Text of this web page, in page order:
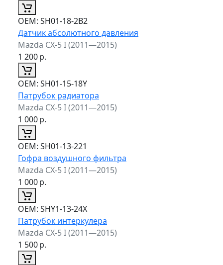
ОЕМ: SH01-18-2B2
Датчик абсолютного давления
Mazda CX-5 I (2011—2015)
1 200р.
ОЕМ: SH01-15-18Y
Патрубок радиатора
Mazda CX-5 I (2011—2015)
1 000р.
ОЕМ: SH01-13-221
Гофра воздушного фильтра
Mazda CX-5 I (2011—2015)
1 000р.
ОЕМ: SHY1-13-24X
Патрубок интеркулера
Mazda CX-5 I (2011—2015)
1 500р.